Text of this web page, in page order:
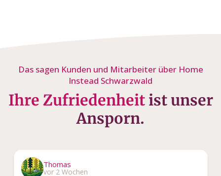
Das sagen Kunden und Mitarbeiter über Home
Instead Schwarzwald
Ihre Zufriedenheitist unser
Ansporn.
Thomas
vor 2 Wochen